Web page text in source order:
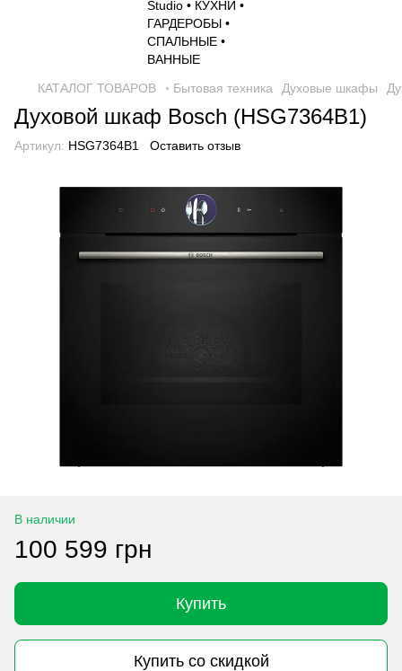
КАТАЛОГ ТОВАРОВ ◦ Бытовая техника Духовые шкафы
Духовой шкаф Bosch (HSG7364B1)
Артикул: HSG7364B1 Оставить отзыв
В наличии
100 599 грн
Купить
Купить со скидкой